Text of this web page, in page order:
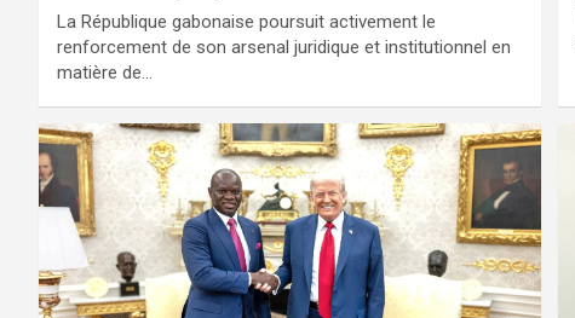
La République gabonaise poursuit activement le
renforcement de son arsenal juridique et institutionnel en
matière de…